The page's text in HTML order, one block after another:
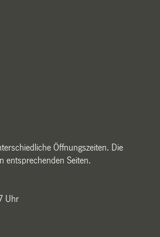
Öffnungszeiten. Die
entsprechenden Seiten.
Uhr